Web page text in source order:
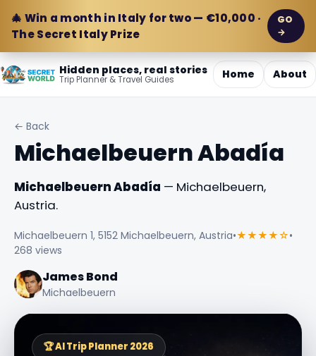
🎄 Win a month in Italy for two — €10,000 ·
The Secret Italy Prize
GO
→
Hidden places, real stories
Trip Planner & Travel Guides Home About
← Back
Michaelbeuern Abadía
Michaelbeuern Abadía — Michaelbeuern,
Austria.
Michaelbeuern 1, 5152 Michaelbeuern, Austria•★★★★☆•
268 views
James Bond
Michaelbeuern
🏆 AI Trip Planner 2026